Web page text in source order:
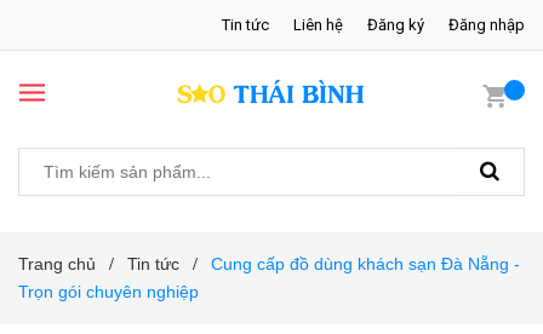
Tin tức Liên hệ Đăng ký Đăng nhập
Trang chủ / Tin tức /
Cung cấp đồ dùng khách sạn Đà Nẵng -
Trọn gói chuyên nghiệp